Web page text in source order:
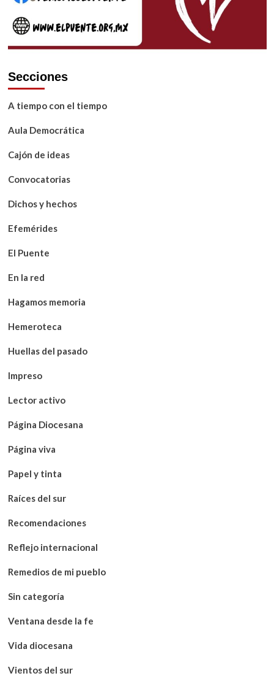
Secciones
A tiempo con el tiempo
Aula Democrática
Cajón de ideas
Convocatorias
Dichos y hechos
Efemérides
El Puente
En la red
Hagamos memoria
Hemeroteca
Huellas del pasado
Impreso
Lector activo
Página Diocesana
Página viva
Papel y tinta
Raíces del sur
Recomendaciones
Reflejo internacional
Remedios de mi pueblo
Sin categoría
Ventana desde la fe
Vida diocesana
Vientos del sur